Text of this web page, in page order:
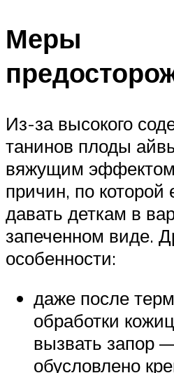
Меры
Из-за высокого
танинов плоды
вяжущим
причин, по
давать деткам в
запеченном виде.
особенности:
даже после
обработки
вызвать запор
обусловлено